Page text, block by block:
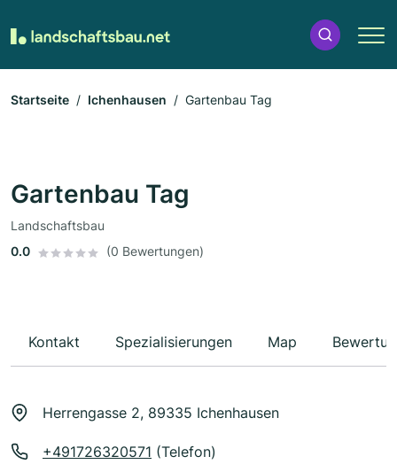
Startseite Ichenhausen Gartenbau Tag
Gartenbau Tag
Landschaftsbau
0.0
(0 Bewertungen)
Kontakt Spezialisierungen Map
Herrengasse 2, 89335 Ichenhausen
+491726320571 (Telefon)